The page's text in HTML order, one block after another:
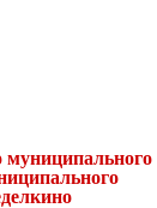
муниципального